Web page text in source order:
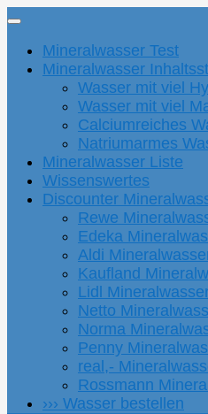
Mineralwasser Test
Mineralwasser
Wasser mit viel
Wasser mit viel
Calciumreiches
Natriumarmes
Mineralwasser Liste
Wissenswertes
Discounter
Rewe
Edeka
Aldi
Kaufland
Lidl
Netto
Norma
Penny
real,-
Rossmann
››› Wasser bestellen